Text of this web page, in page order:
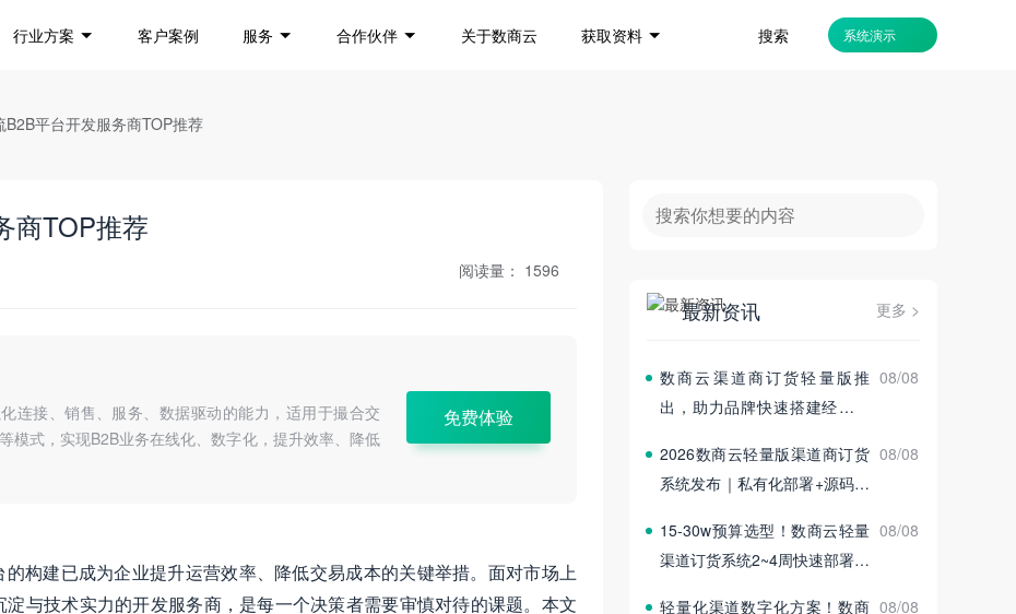
行业方案 客户案例 服务 合作伙伴 关于数商云 获取资料 搜索 系统演示
B2B平台开发服务商TOP推荐
商TOP推荐
阅读量： 1596
连接、销售、服务、数据驱动的能力，适用于撮合交
模式，实现B2B业务在线化、数字化，提升效率、降低
免费体验
构建已成为企业提升运营效率、降低交易成本的关键举措。面对市场上
与技术实力的开发服务商，是每一个决策者需要审慎对待的课题。本文
最新资讯 更多 >
数商云渠道商订货轻量版推
出，助力品牌快速搭建经销商
08/08
2026数商云轻量版渠道商订货
系统发布｜私有化部署+源码交
08/08
15‑30w预算选型！数商云轻量
渠道订货系统2~4周快速部署上
08/08
轻量化渠道数字化方案！数商 08/08